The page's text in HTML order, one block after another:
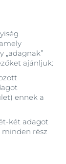
„adagnak”
ajánljuk:
ennek a
két adagot
minden rész